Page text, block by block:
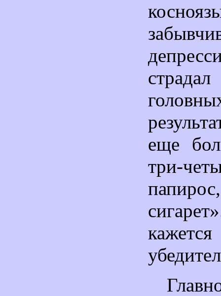
еще
три-